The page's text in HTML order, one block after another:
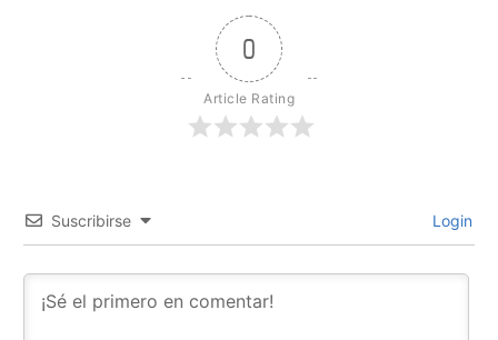
0
Article Rating
Suscribirse Login